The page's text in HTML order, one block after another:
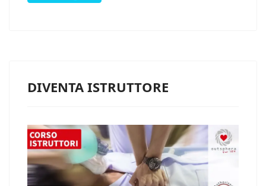
DIVENTA ISTRUTTORE